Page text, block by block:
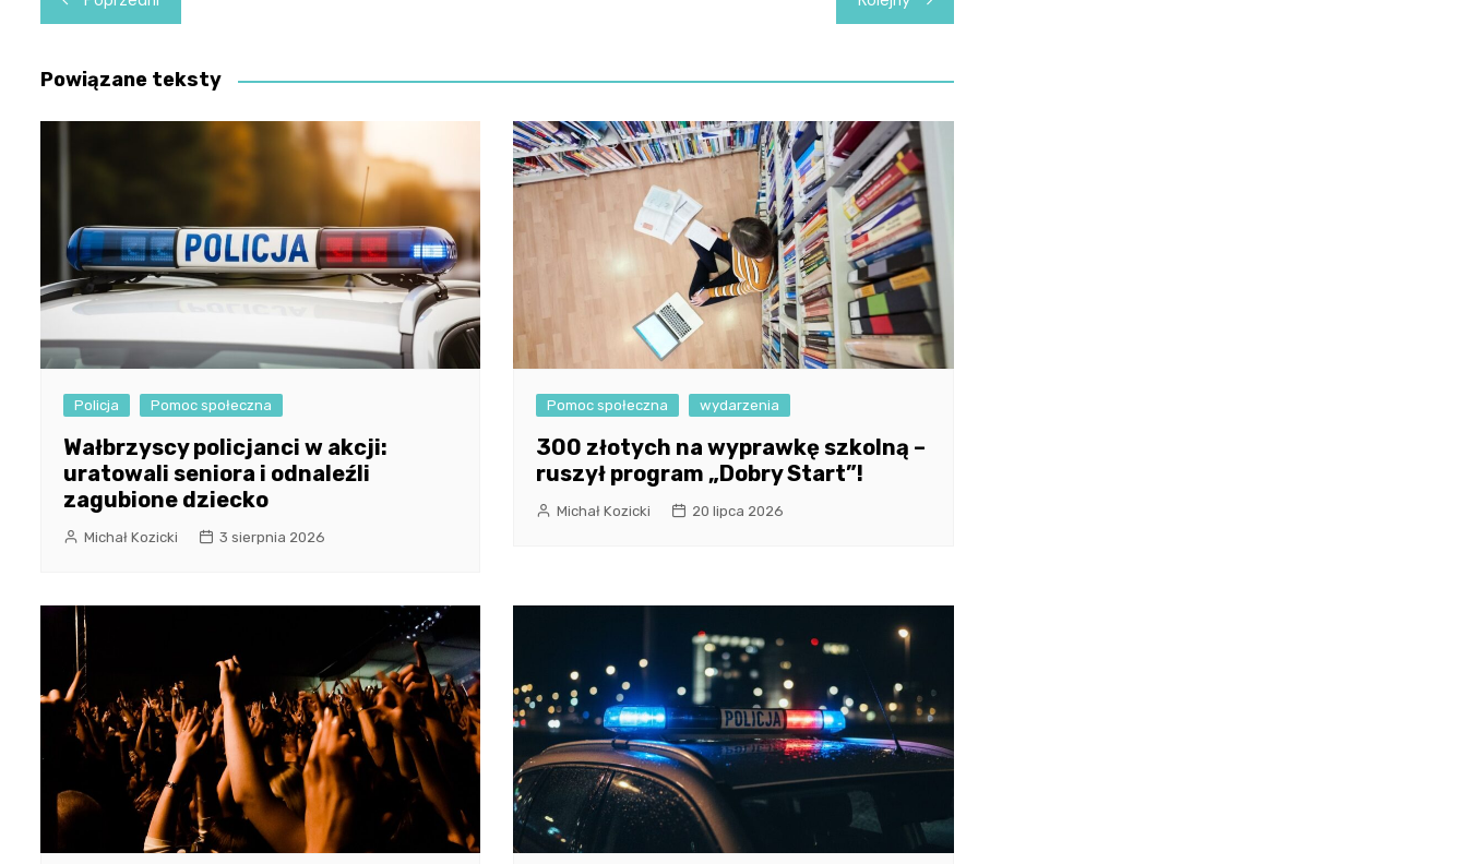
wpisu
Powiązane teksty
Policja Pomoc społeczna
Wałbrzyscy policjanci w akcji:
uratowali seniora i odnaleźli
zagubione dziecko
Michał Kozicki 3 sierpnia 2026
Pomoc społeczna wydarzenia
300 złotych na wyprawkę szkolną –
ruszył program „Dobry Start”!
Michał Kozicki 20 lipca 2026